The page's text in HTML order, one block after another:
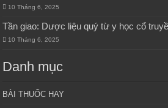
10 Tháng 6, 2025
Tần giao: Dược liệu quý từ y học cổ
10 Tháng 6, 2025
Danh mục
BÀI THUỐC HAY